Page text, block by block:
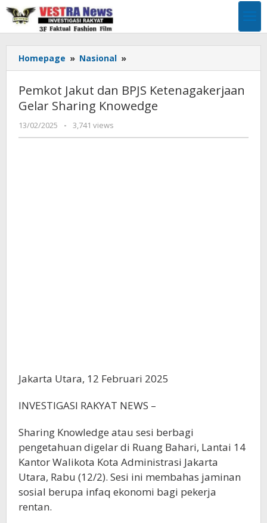
Lewati
konten
Homepage » Nasional »
Jakut
BPJS
Ketenagakerjaan
Pemkot Jakut dan BPJS Ketenagakerjaan
Gelar Sharing Knowedge
13/02/2025
oleh
Pimpinan
- 3,741 views
Jakarta Utara, 12 Februari 2025
INVESTIGASI RAKYAT NEWS –
Sharing Knowledge atau sesi berbagi
pengetahuan digelar di Ruang Bahari, Lantai 14
Kantor Walikota Kota Administrasi Jakarta
Utara, Rabu (12/2). Sesi ini membahas jaminan
sosial berupa infaq ekonomi bagi pekerja
rentan.